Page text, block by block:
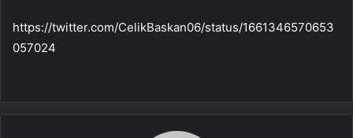
https://twitter.com/CelikBaskan06/status/1661346570653
057024